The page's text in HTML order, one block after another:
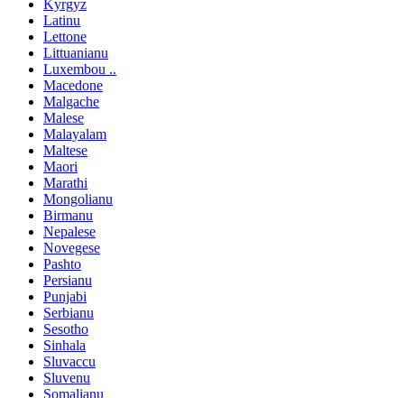
Kyrgyz
Latinu
Lettone
Littuanianu
Luxembou ..
Macedone
Malgache
Malese
Malayalam
Maltese
Maori
Marathi
Mongolianu
Birmanu
Nepalese
Novegese
Pashto
Persianu
Punjabi
Serbianu
Sesotho
Sinhala
Sluvaccu
Sluvenu
Somalianu